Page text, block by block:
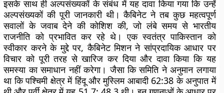
इसके साथ ही अल्पसंख्यकों के संबंध में यह दावा किया गया कि उन्हें
अल्पसंख्यकों की पूरी जानकारी थी। कैबिनेट ने तब कुछ महत्वपूर्ण
सवालों के जवाब देने की कोशिश की, जो लंबे समय से भारतीय
राजनीति को प्रभावित कर रहे थे। एक स्वतंत्र पाकिस्तान को
स्वीकार करने के मुद्दे पर, कैबिनेट मिशन ने सांप्रदायिक आधार पर
विचार को पूरी तरह से खारिज कर दिया और दावा किया कि यह
समस्या का समाधान नहीं करेगा। जैसा कि समिति ने अनुमान लगाया
था कि पश्चिमी क्षेत्र में हिंदू और मुस्लिम आबादी 62:38 के अनुपात में